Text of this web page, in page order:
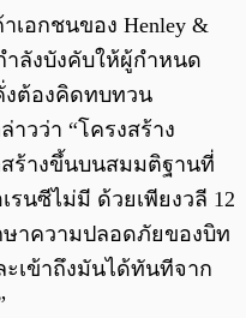
เอกชนของ Henley &
ำลังบังคับให้ผู้กำหนด
งต้องคิดทบทวน
วว่า “โครงสร้าง
ร้างขึ้นบนสมมติฐานที่
รนซีไม่มี ด้วยเพียงวลี 12
ษาความปลอดภัยของบิท
เข้าถึงมันได้ทันทีจาก